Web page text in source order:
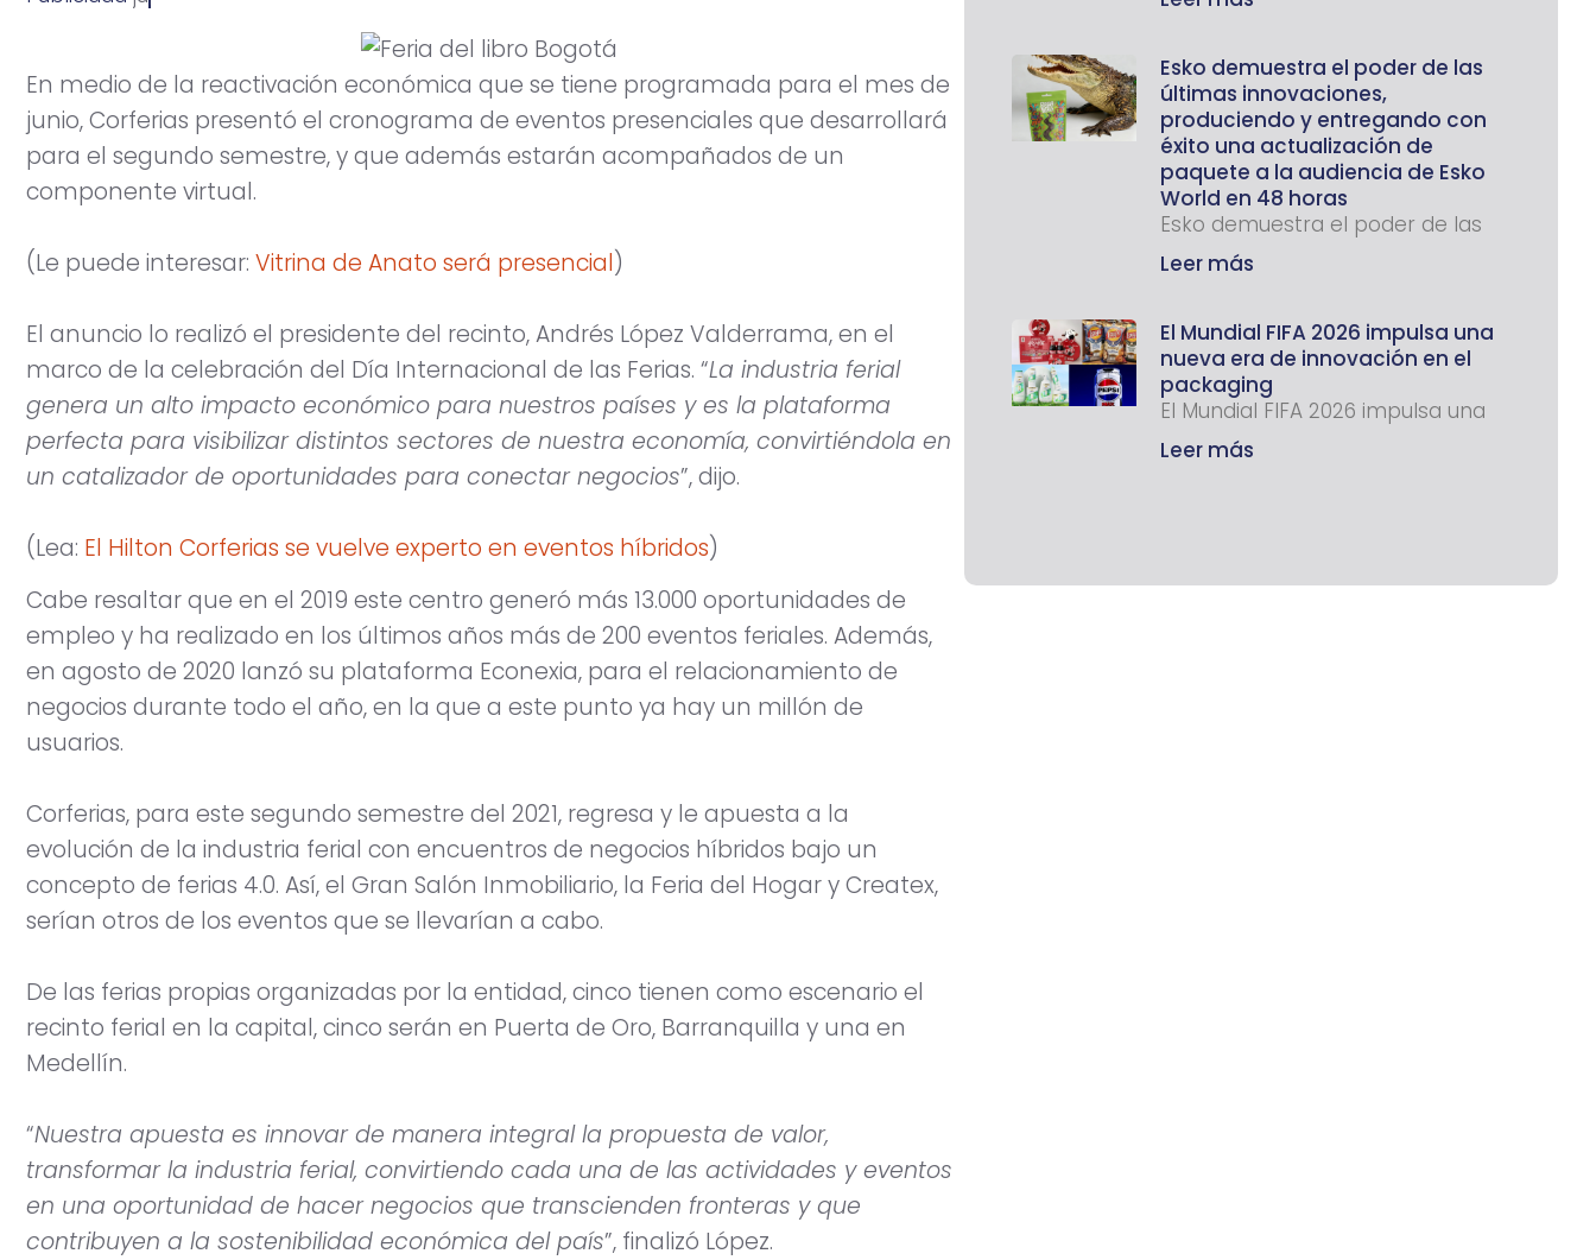
En medio de la reactivación económica que se tiene programada para el mes de
junio, Corferias presentó el cronograma de eventos presenciales que desarrollará
para el segundo semestre, y que además estarán acompañados de un
componente virtual.
(Le puede interesar: Vitrina de Anato será presencial)
El anuncio lo realizó el presidente del recinto, Andrés López Valderrama, en el
marco de la celebración del Día Internacional de las Ferias. “La industria ferial
genera un alto impacto económico para nuestros países y es la plataforma
perfecta para visibilizar distintos sectores de nuestra economía, convirtiéndola en
un catalizador de oportunidades para conectar negocios”, dijo.
(Lea: El Hilton Corferias se vuelve experto en eventos híbridos)
Cabe resaltar que en el 2019 este centro generó más 13.000 oportunidades de
empleo y ha realizado en los últimos años más de 200 eventos feriales. Además,
en agosto de 2020 lanzó su plataforma Econexia, para el relacionamiento de
negocios durante todo el año, en la que a este punto ya hay un millón de
usuarios.
Corferias, para este segundo semestre del 2021, regresa y le apuesta a la
evolución de la industria ferial con encuentros de negocios híbridos bajo un
concepto de ferias 4.0. Así, el Gran Salón Inmobiliario, la Feria del Hogar y Createx,
serían otros de los eventos que se llevarían a cabo.
De las ferias propias organizadas por la entidad, cinco tienen como escenario el
recinto ferial en la capital, cinco serán en Puerta de Oro, Barranquilla y una en
Medellín.
“Nuestra apuesta es innovar de manera integral la propuesta de valor,
transformar la industria ferial, convirtiendo cada una de las actividades y eventos
en una oportunidad de hacer negocios que transcienden fronteras y que
contribuyen a la sostenibilidad económica del país”, finalizó López.
Esko demuestra el poder de las
últimas innovaciones,
produciendo y entregando con
éxito una actualización de
paquete a la audiencia de Esko
World en 48 horas
Esko demuestra el poder de las
Leer más
El Mundial FIFA 2026 impulsa una
nueva era de innovación en el
packaging
El Mundial FIFA 2026 impulsa una
Leer más